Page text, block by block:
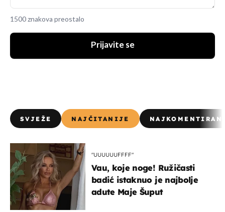
1500 znakova preostalo
Prijavite se
SVJEŽE NAJČITANIJE
"UUUUUUFFFF"
Vau, koje noge! Ružičasti
badić istaknuo je najbolje
adute Maje Šuput